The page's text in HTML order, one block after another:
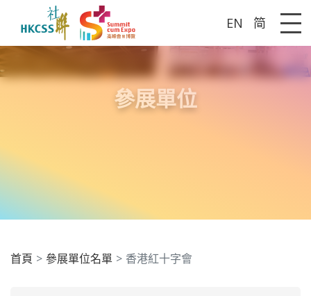
EN 简
參展單位
首頁 參展單位名單 香港紅十字會